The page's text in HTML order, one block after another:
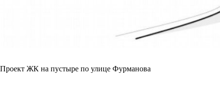
Проект ЖК на пустыре по улице Фурманова